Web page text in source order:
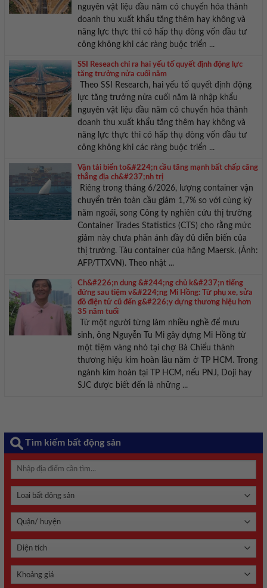
nguyên vật liệu đầu năm có chuyển hóa thành
doanh thu xuất khẩu tăng thêm hay không và
năng lực thực thi có hấp thụ dòng vốn đầu tư
công không khi các ràng buộc triển ...
SSI Reseach chỉ ra hai yếu tố quyết định động lực
tăng trưởng nửa cuối năm
Theo SSI Research, hai yếu tố quyết định động
lực tăng trưởng nửa cuối năm là nhập khẩu
nguyên vật liệu đầu năm có chuyển hóa thành
doanh thu xuất khẩu tăng thêm hay không và
năng lực thực thi có hấp thụ dòng vốn đầu tư
công không khi các ràng buộc triển ...
Vận tải biển to&#224;n cầu tăng mạnh bất chấp căng
thẳng địa ch&#237;nh trị
Riêng trong tháng 6/2026, lượng container vận
chuyển trên toàn cầu giảm 1,7% so với cùng kỳ
năm ngoái, song Công ty nghiên cứu thị trường
Container Trades Statistics (CTS) cho rằng mức
giảm này chưa phản ánh đầy đủ diễn biến của
thị trường. Tàu container của hãng Maersk. (Ảnh:
AFP/TTXVN). Theo nhật ...
Ch&#226;n dung &#244;ng chủ k&#237;n tiếng
đứng sau tiệm v&#224;ng Mi Hồng: Từ phụ xe, sửa
đồ điện tử cũ đến g&#226;y dựng thương hiệu hơn
35 năm tuổi
Từ một người từng làm nhiều nghề để mưu
sinh, ông Nguyễn Tu Mi gây dựng Mi Hồng từ
một tiệm vàng nhỏ tại chợ Bà Chiểu thành
thương hiệu kim hoàn lâu năm ở TP HCM. Trong
ngành kim hoàn tại TP HCM, nếu PNJ, Doji hay
SJC được biết đến là những ...
Tìm kiếm bất động sản